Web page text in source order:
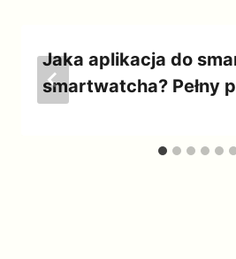
Jaka aplikacja do
smartwatcha? Pełny